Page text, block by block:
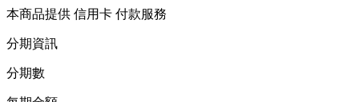
本商品提供 信用卡 付款服務
分期資訊
分期數